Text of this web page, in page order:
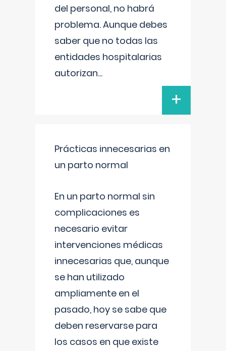
del personal, no habrá
problema. Aunque debes
saber que no todas las
entidades hospitalarias
autorizan...
+
Prácticas innecesarias en
un parto normal
En un parto normal sin
complicaciones es
necesario evitar
intervenciones médicas
innecesarias que, aunque
se han utilizado
ampliamente en el
pasado, hoy se sabe que
deben reservarse para
los casos en que existe